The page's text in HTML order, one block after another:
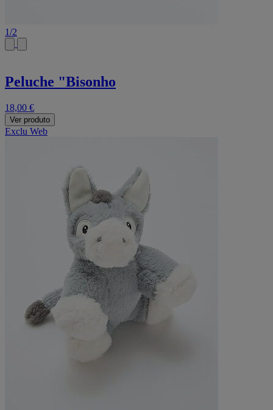
1/2
Peluche "Bisonho
18,00 €
Ver produto
Exclu Web